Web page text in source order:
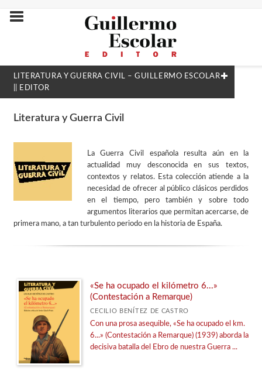
LITERATURA Y GUERRA CIVIL – GUILLERMO ESCOLAR
|| EDITOR
NUESTRAS COLECCIONES
Átomos tristes
Biblioteca Crítica de la Guerra Civil
Cuadernos de filosofía
De dedos de rosa
Desclasados
Dialéctica
Literatura y Guerra Civil
La Guerra Civil española resulta aún en la
actualidad muy desconocida en sus textos,
contextos y relatos. Esta colección atiende a la
necesidad de ofrecer al público clásicos perdidos
en el tiempo, pero también y sobre todo
argumentos literarios que permitan acercarse, de
primera mano, a tan turbulento periodo en la historia de España.
«Se ha ocupado el kilómetro 6...»
(Contestación a Remarque)
CECILIO BENÍTEZ DE CASTRO
Con una prosa asequible, «Se ha ocupado el km.
6...» (Contestación a Remarque) (1939) aborda la
decisiva batalla del Ebro de nuestra Guerra ...